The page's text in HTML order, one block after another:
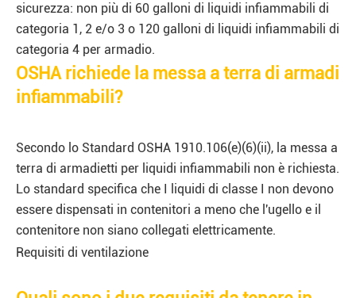
sicurezza: non più di 60 galloni di liquidi infiammabili di
categoria 1, 2 e/o 3 o 120 galloni di liquidi infiammabili di
categoria 4 per armadio.
OSHA richiede la messa a terra di armadi
infiammabili?
Secondo lo Standard OSHA 1910.106(e)(6)(ii), la messa a
terra di armadietti per liquidi infiammabili non è richiesta.
Lo standard specifica che I liquidi di classe I non devono
essere dispensati in contenitori a meno che l'ugello e il
contenitore non siano collegati elettricamente.
Requisiti di ventilazione